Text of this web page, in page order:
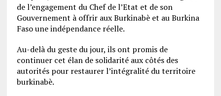
de l’engagement du Chef de l’Etat et de son
Gouvernement à offrir aux Burkinabè et au Burkina
Faso une indépendance réelle.
Au-delà du geste du jour, ils ont promis de
continuer cet élan de solidarité aux côtés des
autorités pour restaurer l’intégralité du territoire
burkinabè.